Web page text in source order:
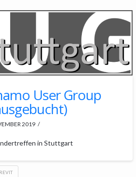
User Group
2019
in Stuttgart
REVIT